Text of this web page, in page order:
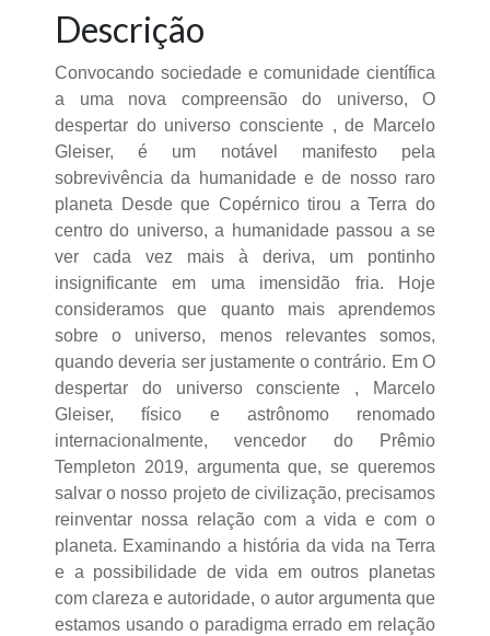
Descrição
Convocando sociedade e comunidade científica
a uma nova compreensão do universo, O
despertar do universo consciente , de Marcelo
Gleiser, é um notável manifesto pela
sobrevivência da humanidade e de nosso raro
planeta Desde que Copérnico tirou a Terra do
centro do universo, a humanidade passou a se
ver cada vez mais à deriva, um pontinho
insignificante em uma imensidão fria. Hoje
consideramos que quanto mais aprendemos
sobre o universo, menos relevantes somos,
quando deveria ser justamente o contrário. Em O
despertar do universo consciente , Marcelo
Gleiser, físico e astrônomo renomado
internacionalmente, vencedor do Prêmio
Templeton 2019, argumenta que, se queremos
salvar o nosso projeto de civilização, precisamos
reinventar nossa relação com a vida e com o
planeta. Examinando a história da vida na Terra
e a possibilidade de vida em outros planetas
com clareza e autoridade, o autor argumenta que
estamos usando o paradigma errado em relação